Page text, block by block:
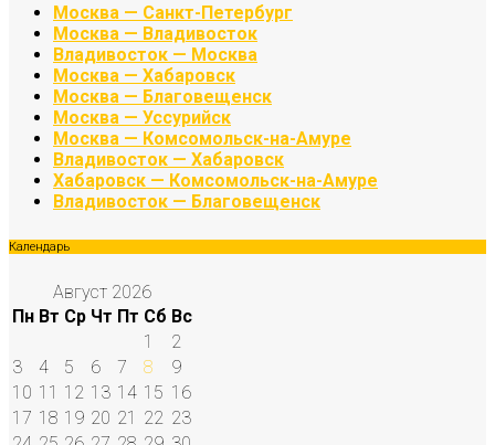
Москва — Санкт-Петербург
Москва — Владивосток
Владивосток — Москва
Москва — Хабаровск
Москва — Благовещенск
Москва — Уссурийск
Москва — Комсомольск-на-Амуре
Владивосток — Хабаровск
Хабаровск — Комсомольск-на-Амуре
Владивосток — Благовещенск
Календарь
Август 2026
Пн Вт Ср Чт Пт Сб Вс
1
2
3
4 5 6 7 8
9
10 11 12 13 14 15 16
17 18 19 20 21 22 23